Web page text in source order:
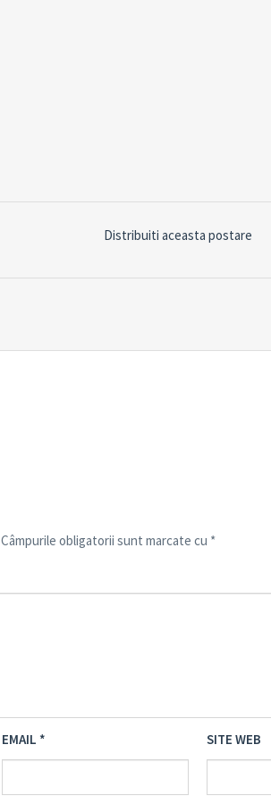
Distribuiti aceasta postare
Câmpurile obligatorii sunt marcate cu *
EMAIL * SITE WEB